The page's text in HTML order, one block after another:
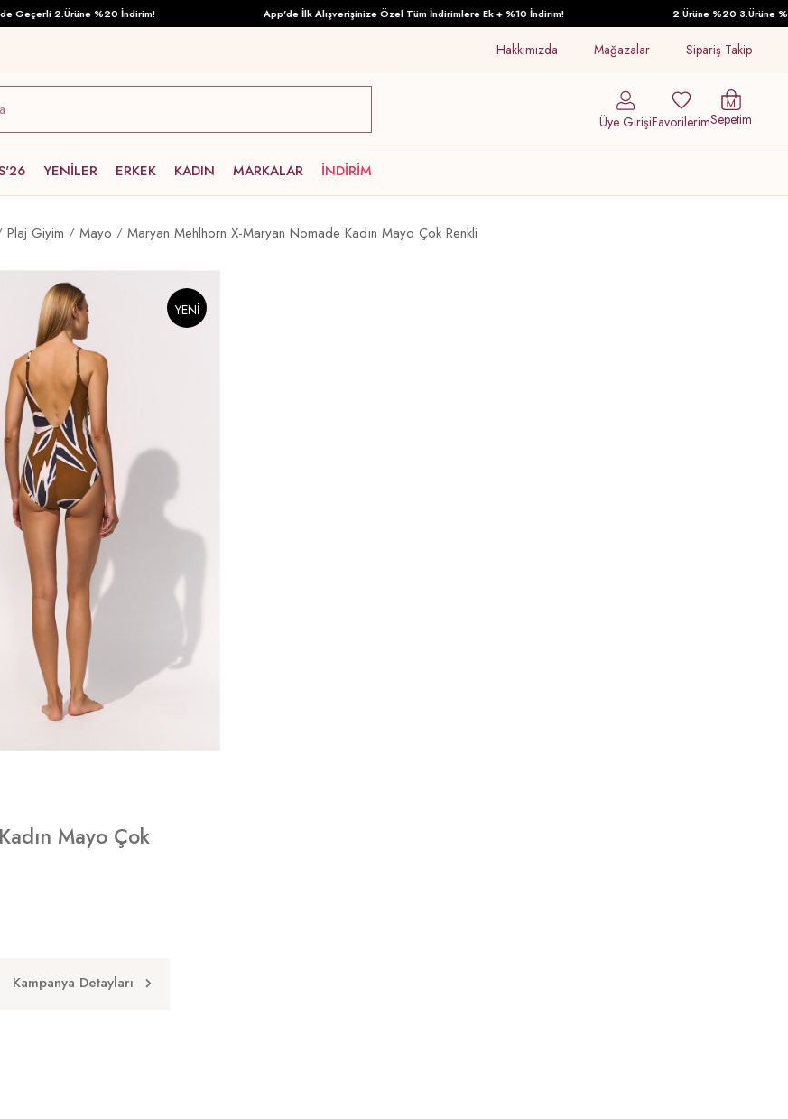
2.Ürüne %20 İndirim! App'de İlk Alışverişinize Özel Tüm İndirimlere Ek + %10 İndirim! 2.Ürüne %20 3.Ürüne %30
Hakkımızda Mağazalar Sipariş Takip
Üye GirişiFavorilerimSepetim
YENİLER ERKEK KADIN MARKALAR İNDİRİM
Plaj Giyim Mayo Maryan Mehlhorn X-Maryan Nomade Kadın Mayo Çok Renkli
YENI
Mayo Çok
Kampanya Detayları